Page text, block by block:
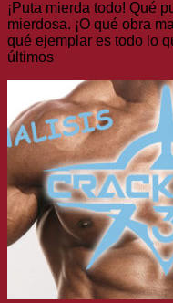
¡Puta mierda todo! Qué
mierdosa. ¡O qué obra
qué ejemplar es todo lo
últimos